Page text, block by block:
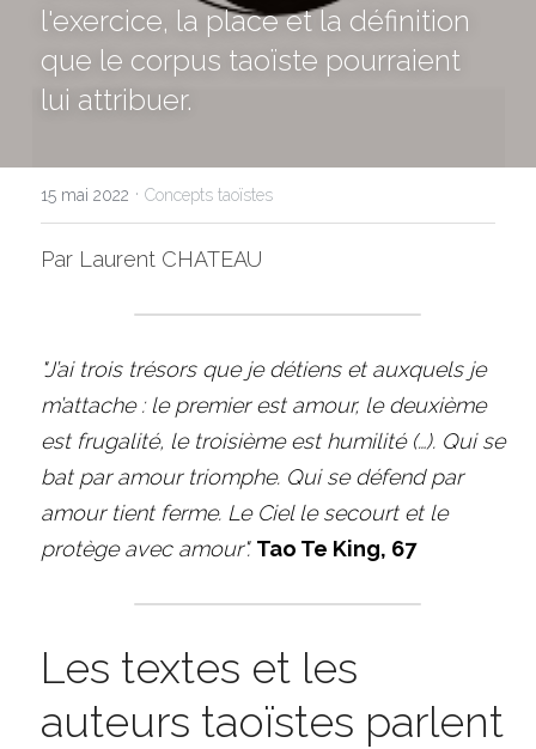
NOUS CONTACTER
l'exercice, la place et la définition
que le corpus taoïste pourraient
lui attribuer.
15 mai 2022 · Concepts taoïstes
Par Laurent CHATEAU
"J’ai trois trésors que je détiens et auxquels je
m’attache : le premier est amour, le deuxième
est frugalité, le troisième est humilité (…). Qui se
bat par amour triomphe. Qui se défend par
amour tient ferme. Le Ciel le secourt et le
protège avec amour". Tao Te King, 67
Les textes et les
auteurs taoïstes parlent